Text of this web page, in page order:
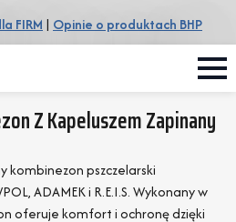
FIRM | Opinie o produktach BHP
Z Kapeluszem Zapinany
kombinezon pszczelarski
ADAMEK i R.E.I.S. Wykonany w
oferuje komfort i ochronę dzięki